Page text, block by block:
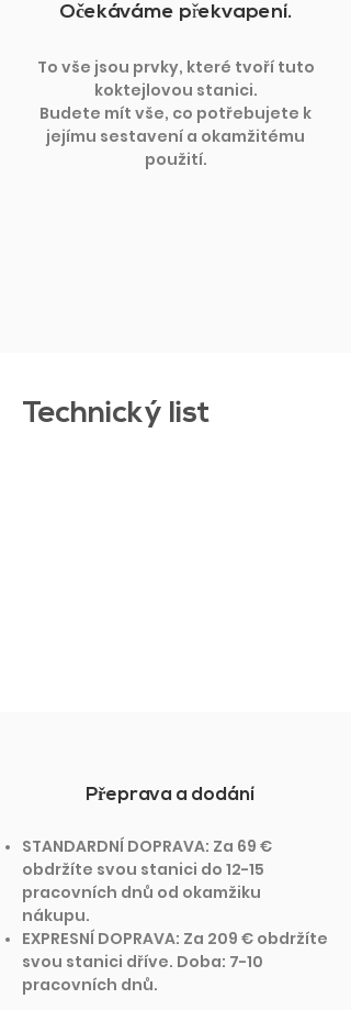
Očekáváme překvapení.
To vše jsou prvky, které tvoří tuto
koktejlovou stanici.
Budete mít vše, co potřebujete k
jejímu sestavení a okamžitému
použití.
Technický list
Přeprava a dodání
STANDARDNÍ DOPRAVA: Za 69 €
obdržíte svou stanici do 12-15
pracovních dnů od okamžiku
nákupu.
EXPRESNÍ DOPRAVA: Za 209 € obdržíte
svou stanici dříve. Doba: 7-10
pracovních dnů.